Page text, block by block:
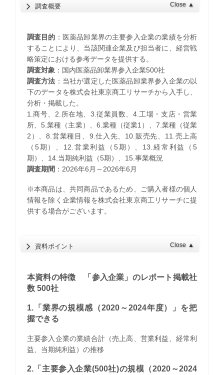
調査概要 Close ▲
調査目的 ：医薬品卸業界の主要参入企業の業績を分析
することにより、当該関連企業及び担当者に、経営戦
略策定における参考データを提供する。
調査対象：国内医薬品卸業界参入企業500社
調査方法 ：当社が選定した医薬品卸業界参入企業の以
下のデータを株式会社東京商工リサーチから入手し、
分析・掲載した。
1.商号、2.所在地、3.従業員数、4.工場・支店・営業
所、5.業種（主業）、6.業種（従業1）、7.業種（従業
2）、8.営業種目、9.仕入先、10.販売先、11.売上高
（5期）、12.営業利益（5期）、13.経常利益（5
期）、14.当期純利益（5期）、15.事業概況
調査期間 ：2026年6月～2026年6月
※本商品は、共同商品であるため、ご購入者様の個人
情報を除く企業情報を株式会社東京商工リサーチに提
供する場合がございます。
資料ポイント Close ▲
本資料の特徴 「参入企業」のレポート掲載社
数 500社
1.「業界の規模感（2020～2024年度）」を把
握できる
主要参入企業の業績合計（売上高、営業利益、経常利
益、当期純利益）の推移
2.「主要参入企業(500社)の規模（2020～2024